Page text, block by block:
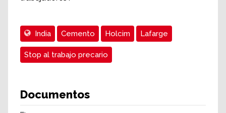
India Cemento Holcim Lafarge
Stop al trabajo precario
Documentos